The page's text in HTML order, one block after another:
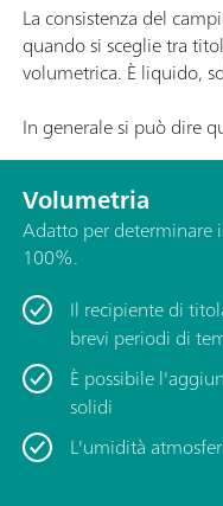
La consistenza del
quando si sceglie tra
volumetrica. È liquido,
In generale si può dire
Volumetria
Adatto per determinare
100%.
Il recipiente di
brevi periodi di
È possibile
solidi
L'umidità